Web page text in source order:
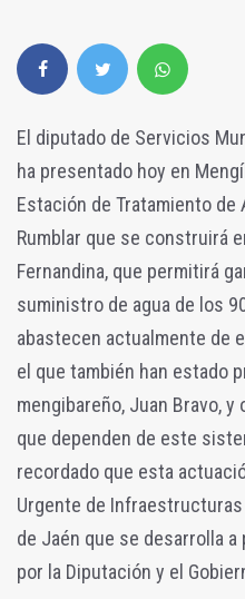
El diputado de Servicios
ha presentado hoy en
Estación de Tratamiento de
Rumblar que se construirá
Fernandina, que permitirá
suministro de agua de los
abastecen actualmente de
el que también han estado
mengibareño, Juan Bravo,
que dependen de este
recordado que esta
Urgente de
de Jaén que se desarrolla
por la Diputación y el